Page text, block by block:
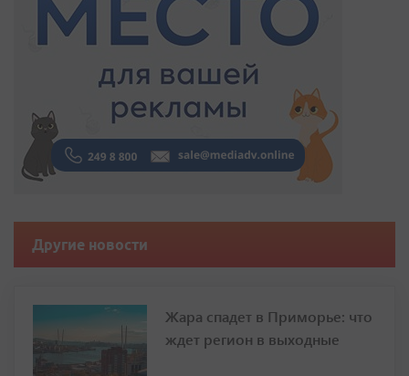
Другие новости
Жара спадет в Приморье: что
ждет регион в выходные